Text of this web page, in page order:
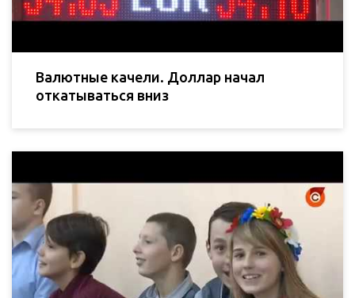
Валютные качели. Доллар начал
откатываться вниз